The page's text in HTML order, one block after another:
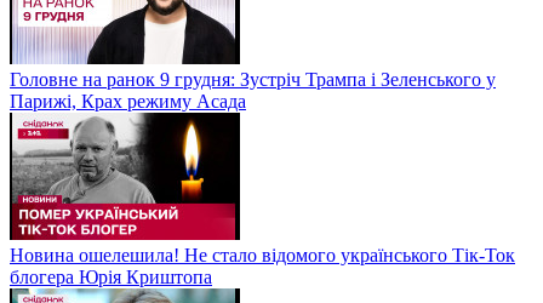
Головне на ранок 9 грудня: Зустріч Трампа і Зеленського у
Парижі, Крах режиму Асада
Новина ошелешила! Не стало відомого українського Тік-Ток
блогера Юрія Криштопа